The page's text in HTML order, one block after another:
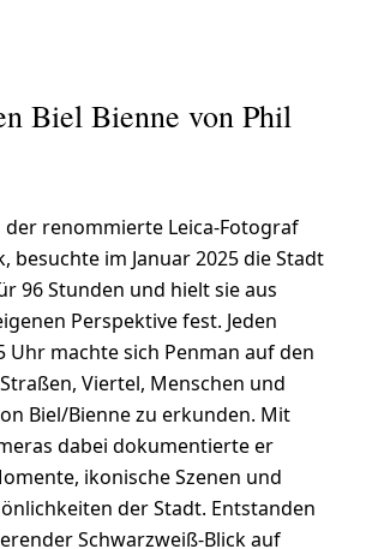
Biel Bienne von Phil
der renommierte Leica-Fotograf
besuchte im Januar 2025 die Stadt
96 Stunden und hielt sie aus
Perspektive fest. Jeden
Uhr machte sich Penman auf den
Viertel, Menschen und
Biel/Bienne zu erkunden. Mit
dabei dokumentierte er
ikonische Szenen und
der Stadt. Entstanden
Schwarzweiß-Blick auf